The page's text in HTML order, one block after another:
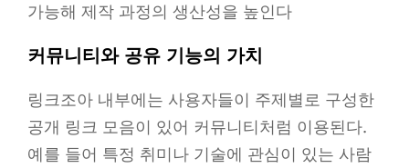
가능해 제작 과정의 생산성을 높인다
커뮤니티와 공유 기능의 가치
링크조아 내부에는 사용자들이 주제별로 구성한
공개 링크 모음이 있어 커뮤니티처럼 이용된다.
예를 들어 특정 취미나 기술에 관심이 있는 사람